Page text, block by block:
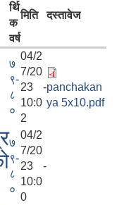
र्थि
क
वर्ष
मिति दस्तावेज
७
९-
८
०
04/2
7/20
23 -
10:0
2
panchakan
ya 5x10.pdf
७
९-
८
०
04/2
7/20
23 -
10:0
0